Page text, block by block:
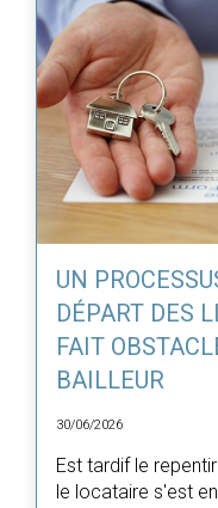
UN
DÉPART DES
FAIT
BAILLEUR
30/06/2026
Est tardif le
le locataire s'est